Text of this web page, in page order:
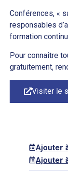
Conférences, «
responsables
formation
Pour connaitre
gratuitement,
Visiter le
Ajouter
Ajouter